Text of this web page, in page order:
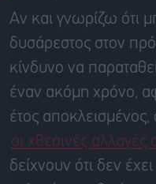
Αν και γνωρίζω ότι
δυσάρεστος στον
κίνδυνο να
έναν ακόμη χρόνο,
έτος
οι χθεσινές
δείχνουν ότι δεν